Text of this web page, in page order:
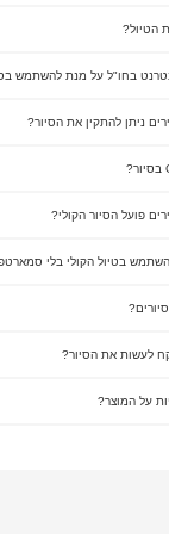
הטיול?
בחו"ל על מנת להשתמש
ניתן להתקין את הסיור?
פועל הסיור הקולי?
בטיול הקולי בלי
לעשות את הסיור?
על המוצר?